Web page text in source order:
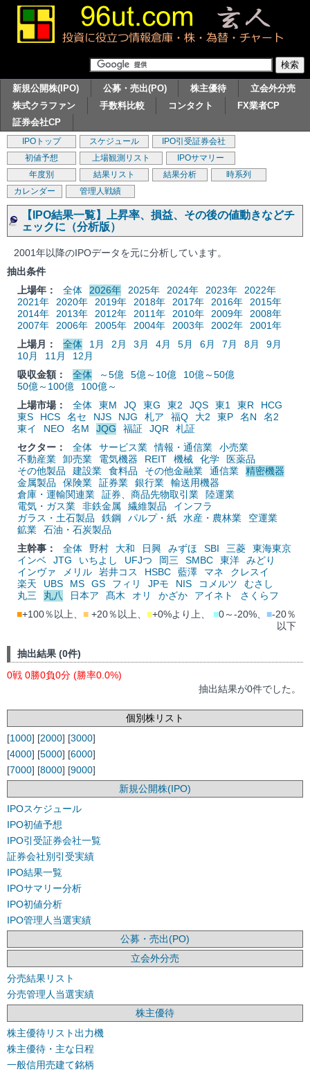
新規公開株(IPO) 公募・売出(PO) 株主優待
立会外分売
株式クラファン
手数料比較 コンタクト
FX業者CP
証券会社CP
IPOトップ スケジュール
IPO引受証券会社
初値予想
上場観測リスト
IPOサマリー
年度別
結果リスト 結果分析
時系列
カレンダー
管理人戦績
【IPO結果一覧】上昇率、損益、その後の値動きなどチ
ェックに（分析版）
2001年以降のIPOデータを元に分析しています。
抽出条件
上場年：
全体 2026年 2025年 2024年 2023年
2022年
2021年
2020年 2019年 2018年 2017年 2016年
2015年
2014年
2013年 2012年 2011年 2010年 2009年
2008年
2007年
2006年 2005年 2004年 2003年 2002年
2001年
上場月：
全体 1月 2月 3月 4月 5月 6月 7月 8月
9月
10月
11月
12月
吸収金額：
全体 ～5億 5億～10億
10億～50億
50億～100億
100億～
上場市場：
全体 東M JQ 東G 東2 JQS 東1 東R
HCG
東S
HCS 名セ NJS NJG 札ア 福Q 大2 東P 名N
名2
東イ
NEO 名M JQG 福証 JQR
札証
セクター：
全体 サービス業 情報・通信業
小売業
不動産業
卸売業 電気機器 REIT 機械 化学
医薬品
その他製品
建設業 食料品 その他金融業 通信業
精密機器
金属製品
保険業 証券業 銀行業
輸送用機器
倉庫・運輸関連業
証券、商品先物取引業
陸運業
電気・ガス業
非鉄金属 繊維製品
インフラ
ガラス・土石製品
鉄鋼 パルプ・紙 水産・農林業
空運業
鉱業
石油・石炭製品
主幹事：
全体 野村 大和 日興 みずほ SBI 三菱
東海東京
インベ
JTG いちよし UFJつ 岡三 SMBC 東洋
みどり
インヴァ
メリル 岩井コス HSBC 藍澤 マネ
クレスイ
楽天
UBS MS GS フィリ JPモ NIS コメルツ
むさし
丸三
丸八 日本ア 髙木 オリ かざか アイネト
さくらフ
■+100％以上、 ■ +20％以上、 ■+0%より上、 ■0～-20%、 ■-20％
以下
抽出結果 (0件)
0戦 0勝0負0分 (勝率0.0%)
抽出結果が0件でした。
個別株リスト
[1000] [2000] [3000]
[4000] [5000] [6000]
[7000] [8000] [9000]
新規公開株(IPO)
IPOスケジュール
IPO初値予想
IPO引受証券会社一覧
証券会社別引受実績
IPO結果一覧
IPOサマリー分析
IPO初値分析
IPO管理人当選実績
公募・売出(PO)
立会外分売
分売結果リスト
分売管理人当選実績
株主優待
株主優待リスト出力機
株主優待・主な日程
一般信用売建て銘柄